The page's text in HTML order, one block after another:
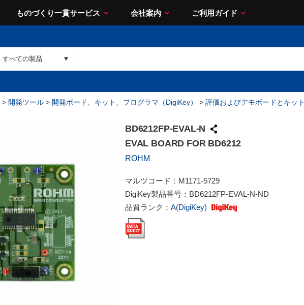
ものづくり一貫サービス 会社案内 ご利用ガイド
> 開発ツール > 開発ボード、キット、プログラマ（DigiKey） > 評価およびデモボードとキット
BD6212FP-EVAL-N
EVAL BOARD FOR BD6212
ROHM
マルツコード： M1171-5729
DigiKey製品番号： BD6212FP-EVAL-N-ND
品質ランク： A(DigiKey)